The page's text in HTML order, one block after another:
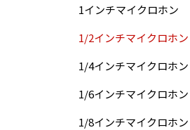
1インチマイクロホン
1/2インチマイクロホン
1/4インチマイクロホン
1/6インチマイクロホン
1/8インチマイクロホン